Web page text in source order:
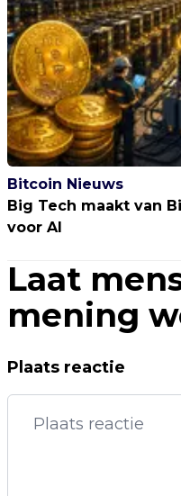
Bitcoin Nieuws
Big Tech maakt van
voor AI
Laat
mening
Plaats reactie